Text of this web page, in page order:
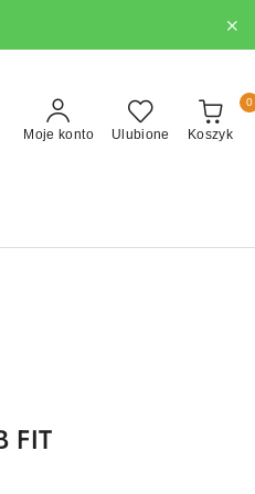
Moje konto Ulubione Koszyk
0
FIT